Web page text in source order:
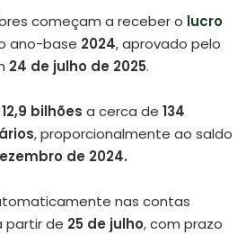
começam a receber o lucro
ano-base 2024, aprovado pelo
24 de julho de 2025.
12,9 bilhões a cerca de 134
, proporcionalmente ao saldo
de 2024.
nas contas
partir de 25 de julho, com prazo